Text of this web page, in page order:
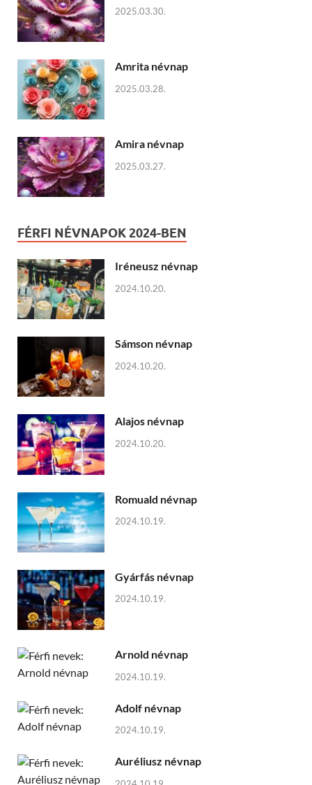
2025.03.30.
Amrita névnap
2025.03.28.
Amira névnap
2025.03.27.
FÉRFI NÉVNAPOK 2024-BEN
Iréneusz névnap
2024.10.20.
Sámson névnap
2024.10.20.
Alajos névnap
2024.10.20.
Romuald névnap
2024.10.19.
Gyárfás névnap
2024.10.19.
Arnold névnap
2024.10.19.
Adolf névnap
2024.10.19.
Auréliusz névnap